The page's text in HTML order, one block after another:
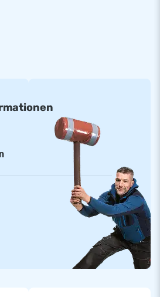
oder Farbe geliefert werden. Das
das Befestigen von Planen erfolgt
Reißverschluss. Nehmen Sie
für weitere
und zu transportieren!
mit einer praktischen Tasche mit
die Sie leicht transportieren
Ihrem Auto. Bei den Zelten werden
geliefert, die Sie mit Sand oder
die leicht an den Beinen des Zeltes